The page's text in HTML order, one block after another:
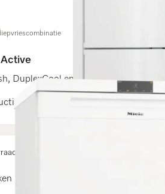
DuplexCool en ComfortFrost tegen
Flag, Energielabel